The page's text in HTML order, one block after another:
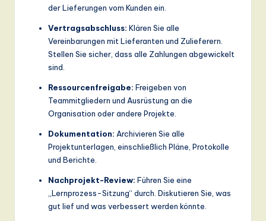
der Lieferungen vom Kunden ein.
Vertragsabschluss: Klären Sie alle
Vereinbarungen mit Lieferanten und Zulieferern.
Stellen Sie sicher, dass alle Zahlungen abgewickelt
sind.
Ressourcenfreigabe: Freigeben von
Teammitgliedern und Ausrüstung an die
Organisation oder andere Projekte.
Dokumentation: Archivieren Sie alle
Projektunterlagen, einschließlich Pläne, Protokolle
und Berichte.
Nachprojekt-Review: Führen Sie eine
„Lernprozess-Sitzung“ durch. Diskutieren Sie, was
gut lief und was verbessert werden könnte.